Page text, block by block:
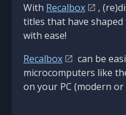
With Recalbox
,
titles that have
with ease!
Recalbox
can be
microcomputers like
on your PC (modern or